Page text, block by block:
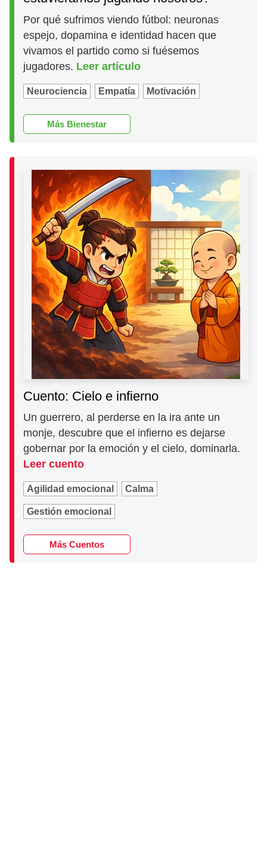
Por qué sufrimos viendo fútbol: neuronas
espejo, dopamina e identidad hacen que
vivamos el partido como si fuésemos
jugadores. Leer artículo
Neurociencia Empatía Motivación
Más Bienestar
Cuento: Cielo e infierno
Un guerrero, al perderse en la ira ante un
monje, descubre que el infierno es dejarse
gobernar por la emoción y el cielo, dominarla.
Leer cuento
Agilidad emocional Calma
Gestión emocional
Más Cuentos